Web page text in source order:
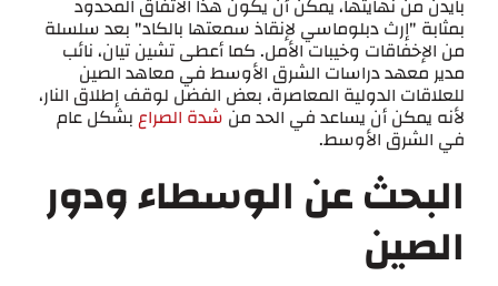
بايدن من نهايتها، يمكن أن يكون هذا الاتفاق المحدود
بمثابة "إرث دبلوماسي لإنقاذ سمعتها بالكاد" بعد سلسلة
من الإخفاقات وخيبات الأمل. كما أعطى تشين تيان، نائب
مدير معهد دراسات الشرق الأوسط في معاهد الصين
للعلاقات الدولية المعاصرة، بعض الفضل لوقف إطلاق النار،
لأنه يمكن أن يساعد في الحد من شدة الصراعبشكل عام
في الشرق الأوسط.
البحث عن الوسطاء ودور
الصين